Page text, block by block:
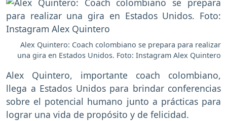
Alex Quintero: Coach colombiano se prepara para realizar
una gira en Estados Unidos. Foto: Instagram Alex Quintero
Alex Quintero, importante coach colombiano,
llega a Estados Unidos para brindar conferencias
sobre el potencial humano junto a prácticas para
lograr una vida de propósito y de felicidad.